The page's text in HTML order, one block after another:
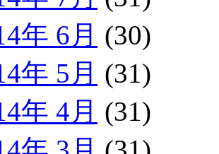
年 6月 (30)
年 5月 (31)
年 4月 (31)